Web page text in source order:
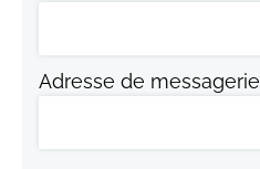
Adresse de messagerie